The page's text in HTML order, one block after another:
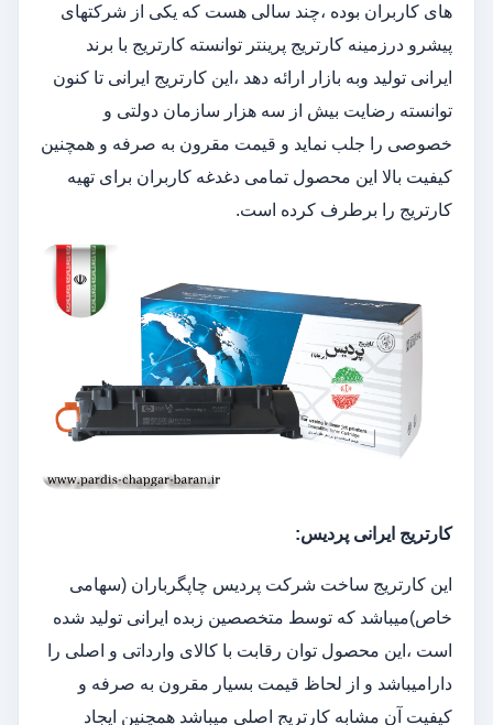
های کاربران بوده ،چند سالی هست که یکی از شرکتهای
پیشرو درزمینه کارتریج پرینتر توانسته کارتریج با برند
ایرانی تولید وبه بازار ارائه دهد ،این کارتریج ایرانی تا کنون
توانسته رضایت بیش از سه هزار سازمان دولتی و
خصوصی را جلب نماید و قیمت مقرون به صرفه و همچنین
کیفیت بالا این محصول تمامی دغدغه کاربران برای تهیه
کارتریج را برطرف کرده است.
کارتریج ایرانی پردیس:
این کارتریج ساخت شرکت پردیس چاپگرباران (سهامی
خاص)میباشد که توسط متخصصین زبده ایرانی تولید شده
است ،این محصول توان رقابت با کالای وارداتی و اصلی را
دارامیباشد و از لحاظ قیمت بسیار مقرون به صرفه و
کیفیت آن مشابه کارتریج اصلی میباشد همچنین ایجاد